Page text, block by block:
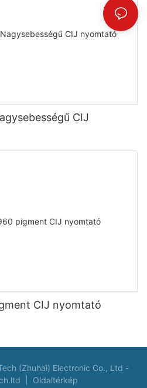
CIJ
CIJ nyomtató
(Zhuhai) Electronic Co., Ltd -
Oldaltérkép